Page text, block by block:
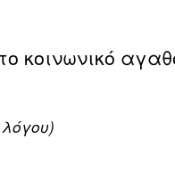
κοινωνικό